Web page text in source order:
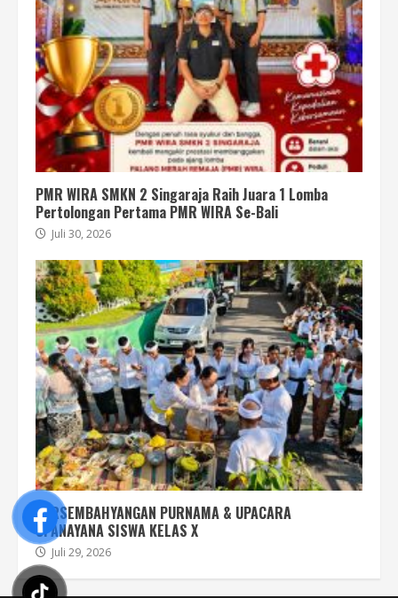
PMR WIRA SMKN 2 Singaraja Raih Juara 1 Lomba
Pertolongan Pertama PMR WIRA Se-Bali
Juli 30, 2026
PERSEMBAHYANGAN PURNAMA & UPACARA
UPANAYANA SISWA KELAS X
Juli 29, 2026